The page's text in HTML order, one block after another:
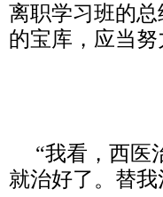
离职学习班的
的宝库，应当
“我看，西医
就治好了。替